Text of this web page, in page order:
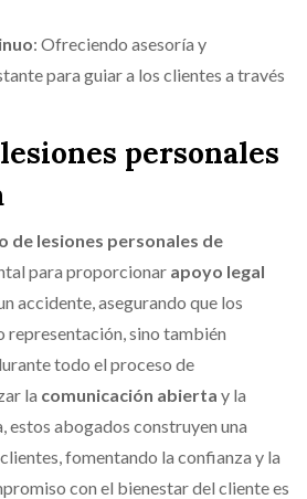
: Ofreciendo asesoría y
para guiar a los clientes a través
personales
de lesiones personales de
para proporcionar apoyo legal
accidente, asegurando que los
representación, sino también
todo el proceso de
la comunicación abierta y la
estos abogados construyen una
fomentando la confianza y la
con el bienestar del cliente es